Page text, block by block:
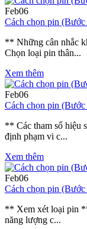
Feb06
Cách chọn pin (Bước
** Những cân nhắc
Chọn loại pin thân...
Xem thêm
Feb06
Cách chọn pin (Bước
** Các tham số
định phạm vi c...
Xem thêm
Feb06
Cách chọn pin (Bước
** Xem xét loại pin
năng lượng c...